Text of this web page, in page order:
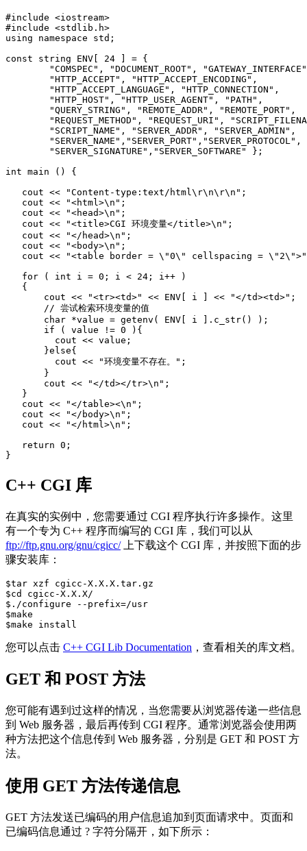
#include <iostream>
#include <stdlib.h>
using namespace std;
const string ENV[ 24 ] = {
"COMSPEC", "DOCUMENT_ROOT",
"HTTP_ACCEPT",
"HTTP_ACCEPT_LANGUAGE",
"HTTP_HOST", "HTTP_USER_AGENT",
"QUERY_STRING", "REMOTE_ADDR",
"REQUEST_METHOD", "REQUEST_URI",
"SCRIPT_NAME", "SERVER_ADDR",
        "SERVER_SIGNATURE","SERVER_SOFTWARE" };
int main () {
   cout << "Content-type:text/html\r\n\r\n";
   cout << "<html>\n";
   cout << "<head>\n";
   cout << "<title>CGI 环境变量</title>\n";
   cout << "</head>\n";
   cout << "<body>\n";
cout << "<table border = \"0\" cellspacing =
   for ( int i = 0; i < 24; i++ )
   {
       cout << "<tr><td>" << ENV[ i ] << "</td><td>";
       // 尝试检索环境变量的值
       char *value = getenv( ENV[ i ].c_str() );
       if ( value != 0 ){
cout <<
       }else{
         cout << "环境变量不存在。";
       }
       cout << "</td></tr>\n";
   }
   cout << "</table><\n";
   cout << "</body>\n";
   cout << "</html>\n";
   return 0;
C++ CGI 库
在真实的实例中，您需要通过 CGI 程序执行许多操作。这里
有一个专为 C++ 程序而编写的 CGI 库，我们可以从
ftp://ftp.gnu.org/gnu/cgicc/上下载这个 CGI 库，并按照下面的步
骤安装库：
$tar xzf cgicc-X.X.X.tar.gz
$cd cgicc-X.X.X/
$./configure --prefix=/usr
$make
您可以点击 C++ CGI Lib Documentation ，查看相关的库文档。
GET 和 POST 方法
您可能有遇到过这样的情况，当您需要从浏览器传递一些信息
到 Web 服务器，最后再传到 CGI 程序。通常浏览器会使用两
种方法把这个信息传到 Web 服务器，分别是 GET 和 POST 方
法。
使用 GET 方法传递信息
GET 方法发送已编码的用户信息追加到页面请求中。页面和
已编码信息通过 ? 字符分隔开，如下所示：